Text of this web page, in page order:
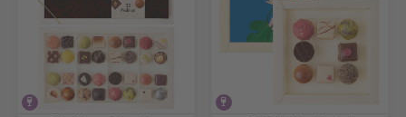
alkoholhaltig